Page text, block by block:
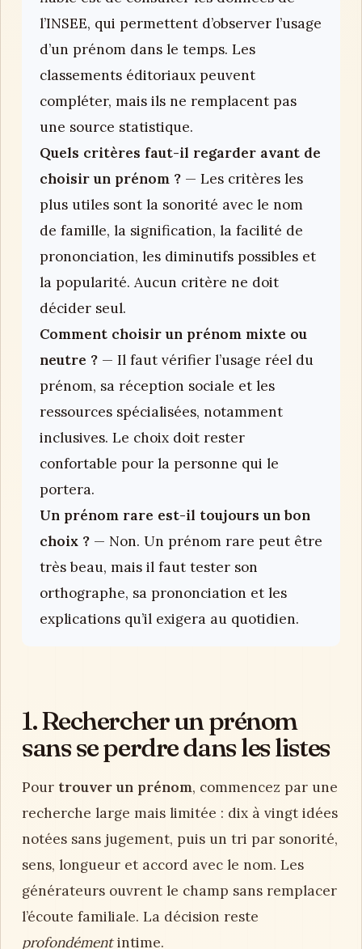
l’INSEE, qui permettent d’observer l’usage
d’un prénom dans le temps. Les
classements éditoriaux peuvent
compléter, mais ils ne remplacent pas
une source statistique.
Quels critères faut-il regarder avant de
choisir un prénom ? — Les critères les
plus utiles sont la sonorité avec le nom
de famille, la signification, la facilité de
prononciation, les diminutifs possibles et
la popularité. Aucun critère ne doit
décider seul.
Comment choisir un prénom mixte ou
neutre ? — Il faut vérifier l’usage réel du
prénom, sa réception sociale et les
ressources spécialisées, notamment
inclusives. Le choix doit rester
confortable pour la personne qui le
portera.
Un prénom rare est-il toujours un bon
choix ? — Non. Un prénom rare peut être
très beau, mais il faut tester son
orthographe, sa prononciation et les
explications qu’il exigera au quotidien.
1. Rechercher un prénom
sans se perdre dans les listes
Pour trouver un prénom, commencez par une
recherche large mais limitée : dix à vingt idées
notées sans jugement, puis un tri par sonorité,
sens, longueur et accord avec le nom. Les
générateurs ouvrent le champ sans remplacer
l’écoute familiale. La décision reste
profondémentintime.